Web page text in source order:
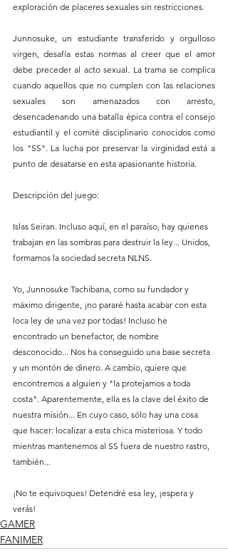
exploración de placeres sexuales sin restricciones.
Junnosuke, un estudiante transferido y orgulloso
virgen, desafía estas normas al creer que el amor
debe preceder al acto sexual. La trama se complica
cuando aquellos que no cumplen con las relaciones
sexuales son amenazados con arresto,
desencadenando una batalla épica contra el consejo
estudiantil y el comité disciplinario conocidos como
los "SS". La lucha por preservar la virginidad está a
punto de desatarse en esta apasionante historia.
Descripción del juego:
Islas Seiran. Incluso aquí, en el paraíso, hay quienes
trabajan en las sombras para destruir la ley... Unidos,
formamos la sociedad secreta NLNS.
Yo, Junnosuke Tachibana, como su fundador y
máximo dirigente, ¡no pararé hasta acabar con esta
loca ley de una vez por todas! Incluso he
encontrado un benefactor, de nombre
desconocido... Nos ha conseguido una base secreta
y un montón de dinero. A cambio, quiere que
encontremos a alguien y "la protejamos a toda
costa". Aparentemente, ella es la clave del éxito de
nuestra misión... En cuyo caso, sólo hay una cosa
que hacer: localizar a esta chica misteriosa. Y todo
mientras mantenemos al SS fuera de nuestro rastro,
también...
¡No te equivoques! Detendré esa ley, ¡espera y
verás!
GAMER
FANIMER